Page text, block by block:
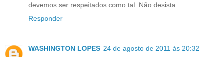
devemos ser respeitados como tal. Não desista.
Responder
WASHINGTON LOPES 24 de agosto de 2011 às 20:32